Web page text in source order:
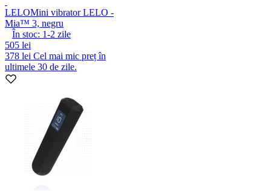
LELOMini vibrator LELO -
Mia™ 3, negru
În stoc: 1-2 zile
505 lei
378 lei Cel mai mic preț în
ultimele 30 de zile.